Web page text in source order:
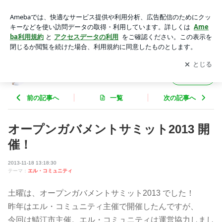
やき☆鯖江モデルを全国へ
アプリをダウンロードして ブログの更新通知
を受け取りまし
ょう。
開く
前の記事へ 一覧 次の記事へ
オープンガバメントサミット2013 開
催！
2013-11-18 13:18:30
テーマ： エル・コミュニティ
土曜は、オープンガバメントサミット2013 でした！
昨年はエル・コミュニティ主催で開催したんですが、
今回は鯖江市主催。エル・コミュニティは運営協力しまし